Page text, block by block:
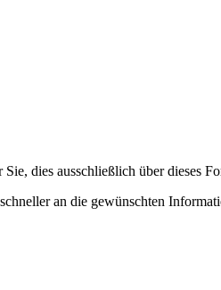
dies ausschließlich über dieses
an die gewünschten